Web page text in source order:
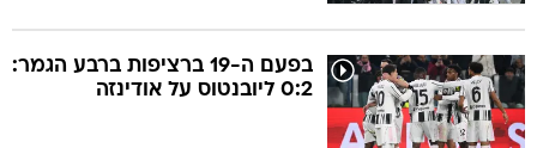
0:2 ליובנטוס על אודינזה